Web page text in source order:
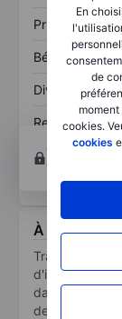
En
de
cookies.
cookies
Prix / ventes
Bénéfice par
Dividende par
Rendement
capitaux
Ouvrir un
techniques
À propos
Transition
dans des
de la